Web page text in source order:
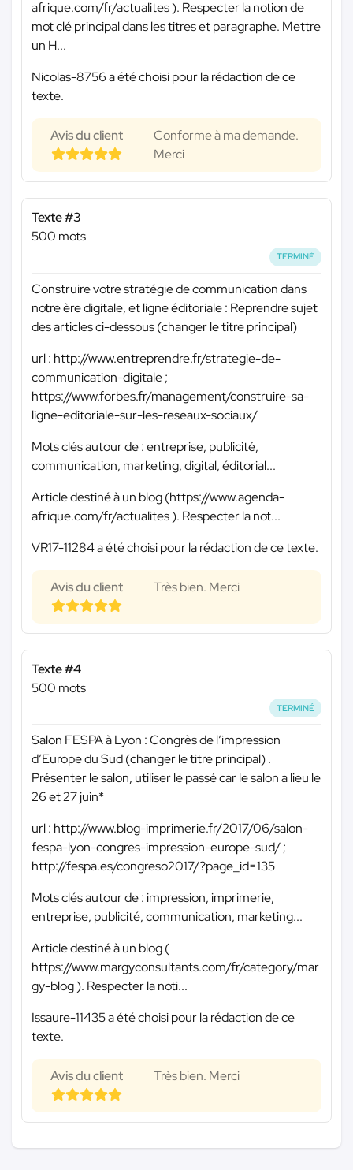
afrique.com/fr/actualites ). Respecter la notion de
mot clé principal dans les titres et paragraphe. Mettre
un H...
Nicolas-8756 a été choisi pour la rédaction de ce
texte.
Avis du client
Conforme à ma demande.
Merci
Texte #3
500 mots
TERMINÉ
Construire votre stratégie de communication dans
notre ère digitale, et ligne éditoriale : Reprendre sujet
des articles ci-dessous (changer le titre principal)
url : http://www.entreprendre.fr/strategie-de-
communication-digitale ;
https://www.forbes.fr/management/construire-sa-
ligne-editoriale-sur-les-reseaux-sociaux/
Mots clés autour de : entreprise, publicité,
communication, marketing, digital, éditorial...
Article destiné à un blog (https://www.agenda-
afrique.com/fr/actualites ). Respecter la not...
VR17-11284 a été choisi pour la rédaction de ce texte.
Avis du client Très bien. Merci
Texte #4
500 mots
TERMINÉ
Salon FESPA à Lyon : Congrès de l’impression
d’Europe du Sud (changer le titre principal) .
Présenter le salon, utiliser le passé car le salon a lieu le
26 et 27 juin*
url : http://www.blog-imprimerie.fr/2017/06/salon-
fespa-lyon-congres-impression-europe-sud/ ;
http://fespa.es/congreso2017/?page_id=135
Mots clés autour de : impression, imprimerie,
entreprise, publicité, communication, marketing...
Article destiné à un blog (
https://www.margyconsultants.com/fr/category/mar
gy-blog ). Respecter la noti...
Issaure-11435 a été choisi pour la rédaction de ce
texte.
Avis du client Très bien. Merci